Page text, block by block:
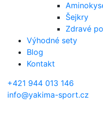
Šejkry
Zdravé
Výhodné sety
Blog
Kontakt
+421 944 013 146
info@yakima-sport.cz